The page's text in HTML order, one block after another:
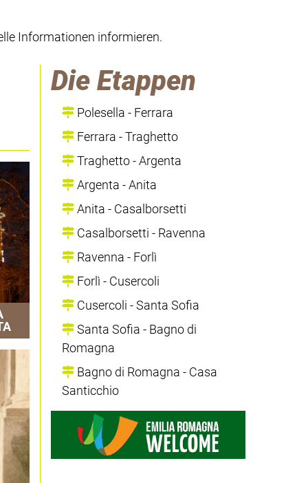
Informationen informieren.
Die Etappen
Polesella - Ferrara
Ferrara - Traghetto
Traghetto - Argenta
Argenta - Anita
Anita - Casalborsetti
Casalborsetti - Ravenna
Ravenna - Forlì
Forlì - Cusercoli
Cusercoli - Santa Sofia
Santa Sofia - Bagno di
Romagna
Bagno di Romagna - Casa
Santicchio